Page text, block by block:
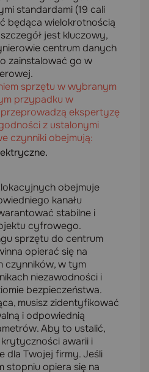
standardami (19 cali
będąca wielokrotnością
jest kluczowy,
centrum danych
zainstalować go w
sprzętu w wybranym
przypadku w
ekspertyzę
z ustalonymi
czynniki obejmują:
obejmuje
kanału
stabilne i
cyfrowego.
sprzętu do centrum
opierać się na
czynników, w tym
niezawodności i
bezpieczeństwa.
musisz zidentyfikować
i odpowiednią
Aby to ustalić,
awarii i
dla Twojej firmy. Jeśli
stopniu opiera się na